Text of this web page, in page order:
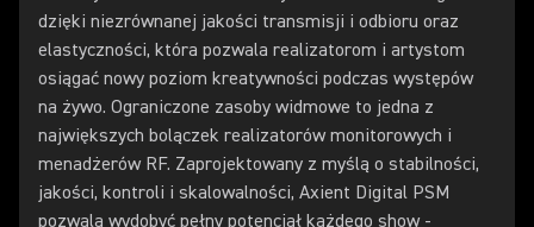
dzięki niezrównanej jakości transmisji i odbioru oraz
elastyczności, która pozwala realizatorom i artystom
osiągać nowy poziom kreatywności podczas występów
na żywo. Ograniczone zasoby widmowe to jedna z
największych bolączek realizatorów monitorowych i
menadżerów RF. Zaprojektowany z myślą o stabilności,
jakości, kontroli i skalowalności, Axient Digital PSM
pozwala wydobyć pełny potencjał każdego show -